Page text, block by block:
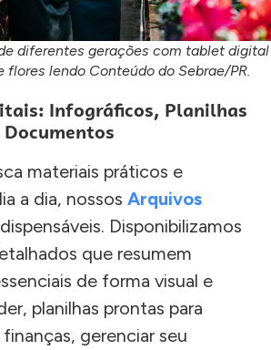
diferentes gerações com tablet digital
flores lendo Conteúdo do Sebrae/PR.
Infográficos, Planilhas
materiais práticos e
a dia, nossos Arquivos
Disponibilizamos
que resumem
de forma visual e
planilhas prontas para
gerenciar seu